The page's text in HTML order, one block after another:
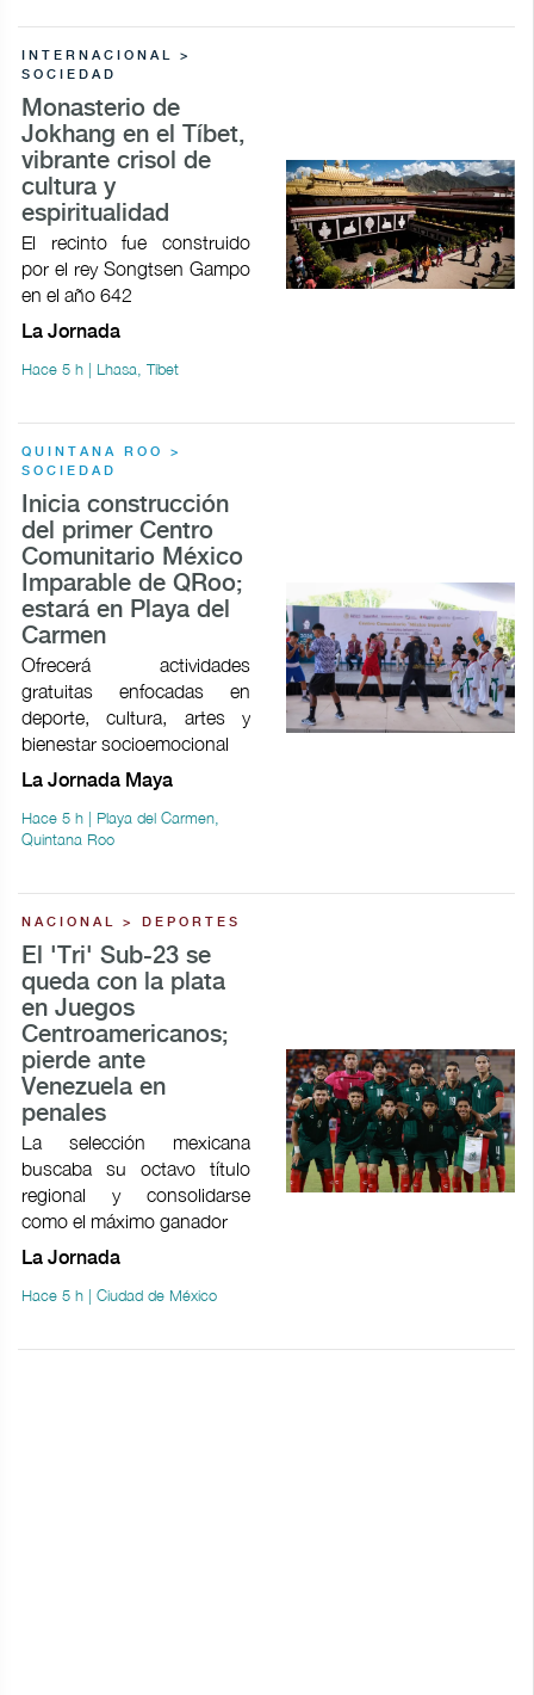
INTERNACIONAL >
SOCIEDAD
Monasterio de
Jokhang en el Tíbet,
vibrante crisol de
cultura y
espiritualidad
El recinto fue construido
por el rey Songtsen Gampo
en el año 642
La Jornada
Hace 5 h | Lhasa, Tíbet
QUINTANA ROO >
SOCIEDAD
Inicia construcción
del primer Centro
Comunitario México
Imparable de QRoo;
estará en Playa del
Carmen
Ofrecerá actividades
gratuitas enfocadas en
deporte, cultura, artes y
bienestar socioemocional
La Jornada Maya
Hace 5 h | Playa del Carmen,
Quintana Roo
NACIONAL > DEPORTES
El 'Tri' Sub-23 se
queda con la plata
en Juegos
Centroamericanos;
pierde ante
Venezuela en
penales
La selección mexicana
buscaba su octavo título
regional y consolidarse
como el máximo ganador
La Jornada
Hace 5 h | Ciudad de México